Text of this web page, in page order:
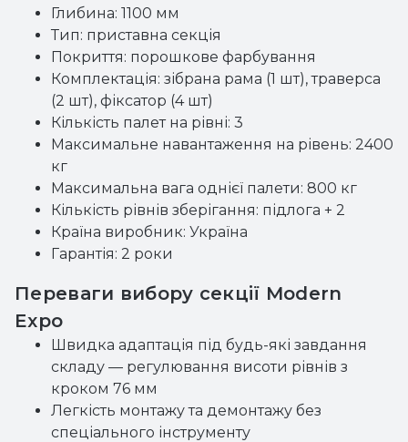
Глибина: 1100 мм
Тип: приставна секція
Покриття: порошкове фарбування
Комплектація: зібрана рама (1 шт), траверса
(2 шт), фіксатор (4 шт)
Кількість палет на рівні: 3
Максимальне навантаження на рівень: 2400
кг
Максимальна вага однієї палети: 800 кг
Кількість рівнів зберігання: підлога + 2
Країна виробник: Україна
Гарантія: 2 роки
Переваги вибору секції Modern
Expo
Швидка адаптація під будь-які завдання
складу — регулювання висоти рівнів з
кроком 76 мм
Легкість монтажу та демонтажу без
спеціального інструменту